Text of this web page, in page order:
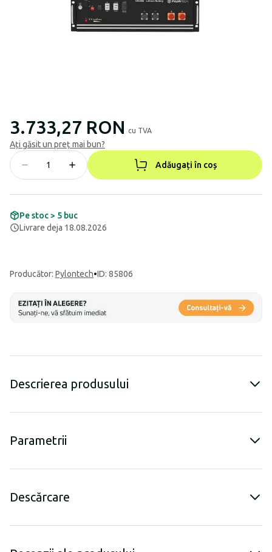
3.733,27 RON cu TVA
Ați găsit un preț mai bun?
Adăugați în coș
Pe stoc > 5 buc
Livrare deja 18.08.2026
Producător: Pylontech•ID: 85806
Descrierea produsului
Parametrii
Descărcare